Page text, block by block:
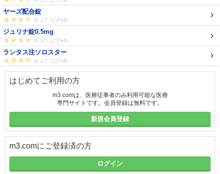
ヤーズ配合錠
ジュリナ錠0.5mg
ランタス注ソロスター
はじめてご利用の方
m3.comは、医療従事者のみ利用可能な医療
専門サイトです。会員登録は無料です。
新規会員登録
m3.comにご登録済の方
ログイン